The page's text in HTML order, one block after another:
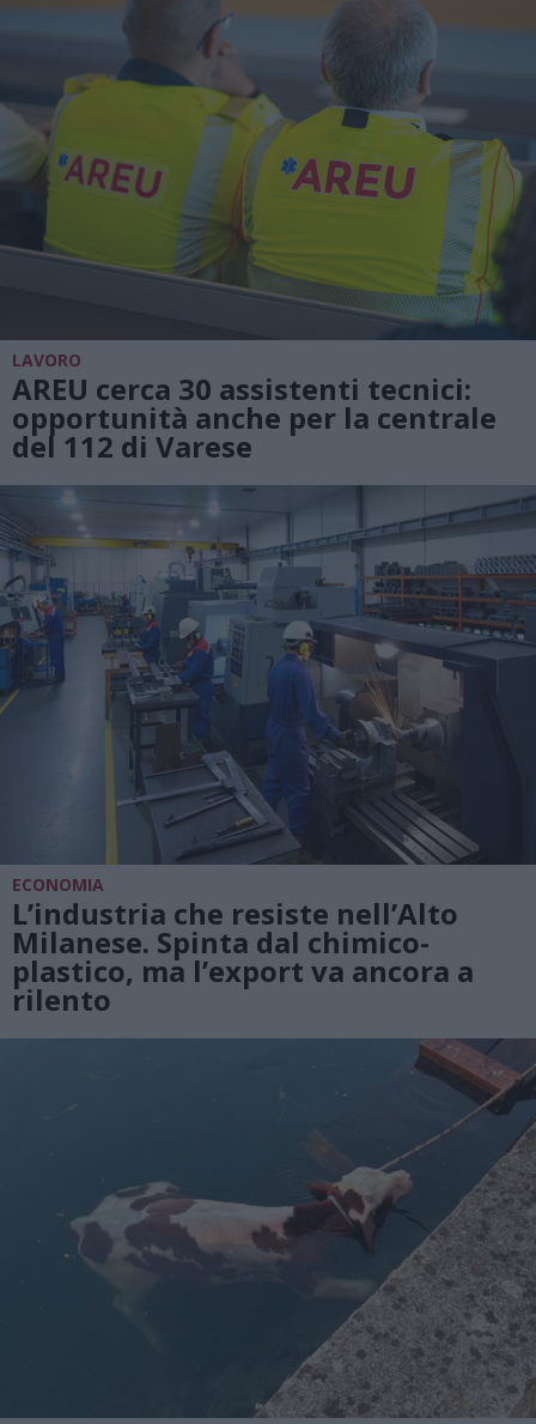
LAVORO
AREU cerca 30 assistenti tecnici:
opportunità anche per la centrale
del 112 di Varese
ECONOMIA
L’industria che resiste nell’Alto
Milanese. Spinta dal chimico-
plastico, ma l’export va ancora a
rilento